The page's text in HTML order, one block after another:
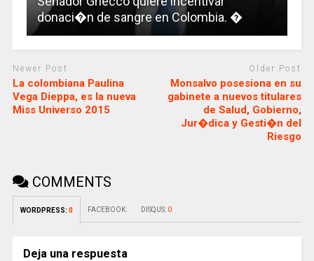
donaci�n de sangre en Colombia. �
Newer Post
La colombiana Paulina
Vega Dieppa, es la nueva
Miss Universo 2015
Older Post
Monsalvo posesiona en su
gabinete a nuevos titulares
de Salud, Gobierno,
Jur�dica y Gesti�n del
Riesgo
COMMENTS
WORDPRESS: 0 FACEBOOK: DISQUS: 0
Deja una respuesta